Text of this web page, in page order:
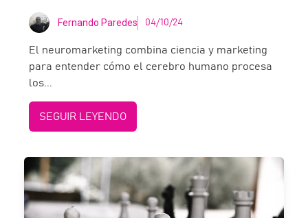
Fernando Paredes 04/10/24
El neuromarketing combina ciencia y marketing
para entender cómo el cerebro humano procesa
los...
SEGUIR LEYENDO